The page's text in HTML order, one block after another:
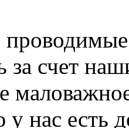
за счет
нас есть